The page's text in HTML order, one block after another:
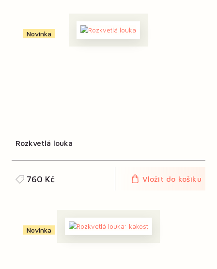
Novinka
Rozkvetlá louka
760 Kč Vložit do košíku
Novinka